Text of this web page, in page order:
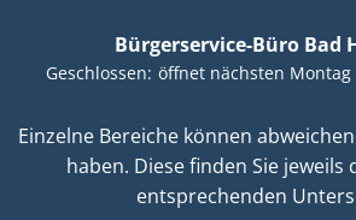
Bürgerservice-Büro Bad
Klicken, um weitere Öffnungs- oder
Geschlossen: öffnet nächsten Montag
Einzelne Bereiche können
haben. Diese finden Sie jeweils
entsprechenden